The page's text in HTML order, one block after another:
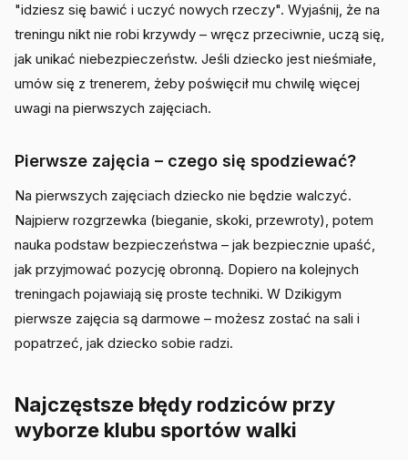
"idziesz się bawić i uczyć nowych rzeczy". Wyjaśnij, że na
treningu nikt nie robi krzywdy – wręcz przeciwnie, uczą się,
jak unikać niebezpieczeństw. Jeśli dziecko jest nieśmiałe,
umów się z trenerem, żeby poświęcił mu chwilę więcej
uwagi na pierwszych zajęciach.
Pierwsze zajęcia – czego się spodziewać?
Na pierwszych zajęciach dziecko nie będzie walczyć.
Najpierw rozgrzewka (bieganie, skoki, przewroty), potem
nauka podstaw bezpieczeństwa – jak bezpiecznie upaść,
jak przyjmować pozycję obronną. Dopiero na kolejnych
treningach pojawiają się proste techniki. W Dzikigym
pierwsze zajęcia są darmowe – możesz zostać na sali i
popatrzeć, jak dziecko sobie radzi.
Najczęstsze błędy rodziców przy
wyborze klubu sportów walki